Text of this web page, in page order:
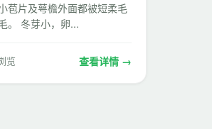
苞片及萼檐外面都被短柔毛
。 冬芽小，卵...
览 查看详情 →